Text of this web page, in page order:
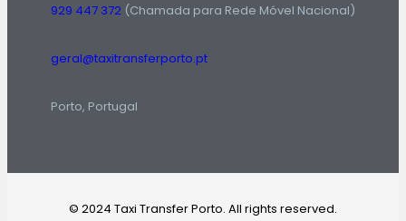
929 447 372 (Chamada para Rede Móvel Nacional)
geral@taxitransferporto.pt
Porto, Portugal
© 2024 Taxi Transfer Porto. All rights reserved.